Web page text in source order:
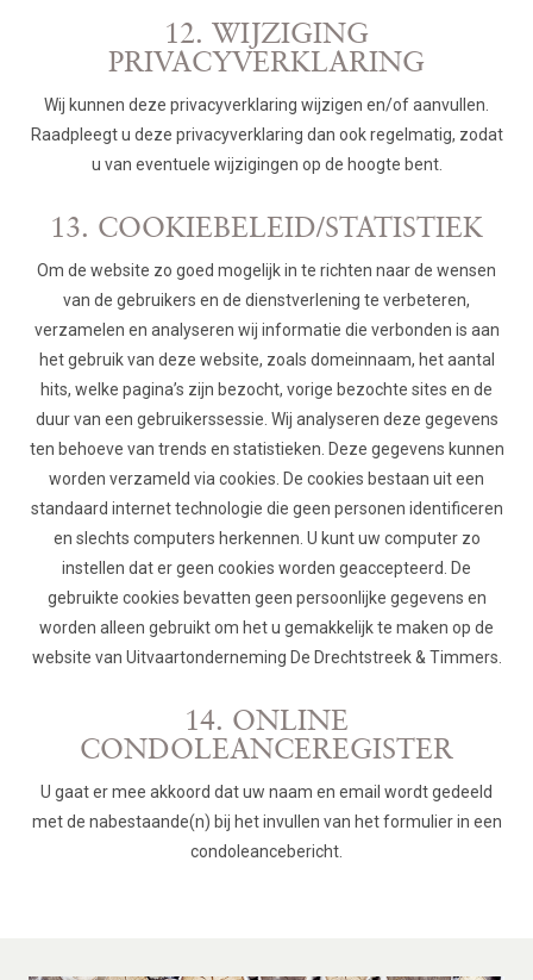
12. WIJZIGING
PRIVACYVERKLARING
Wij kunnen deze privacyverklaring wijzigen en/of aanvullen.
Raadpleegt u deze privacyverklaring dan ook regelmatig, zodat
u van eventuele wijzigingen op de hoogte bent.
13. COOKIEBELEID/STATISTIEK
Om de website zo goed mogelijk in te richten naar de wensen
van de gebruikers en de dienstverlening te verbeteren,
verzamelen en analyseren wij informatie die verbonden is aan
het gebruik van deze website, zoals domeinnaam, het aantal
hits, welke pagina’s zijn bezocht, vorige bezochte sites en de
duur van een gebruikerssessie. Wij analyseren deze gegevens
ten behoeve van trends en statistieken. Deze gegevens kunnen
worden verzameld via cookies. De cookies bestaan uit een
standaard internet technologie die geen personen identificeren
en slechts computers herkennen. U kunt uw computer zo
instellen dat er geen cookies worden geaccepteerd. De
gebruikte cookies bevatten geen persoonlijke gegevens en
worden alleen gebruikt om het u gemakkelijk te maken op de
website van Uitvaartonderneming De Drechtstreek & Timmers.
14. ONLINE
CONDOLEANCEREGISTER
U gaat er mee akkoord dat uw naam en email wordt gedeeld
met de nabestaande(n) bij het invullen van het formulier in een
condoleancebericht.